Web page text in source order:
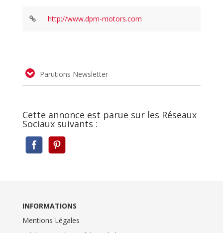
http://www.dpm-motors.com
Parutions Newsletter
Cette annonce est parue sur les Réseaux
Sociaux suivants :
INFORMATIONS
Mentions Légales